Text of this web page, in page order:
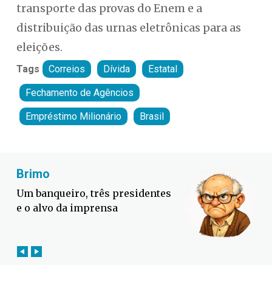
transporte das provas do Enem e a
distribuição das urnas eletrônicas para as
eleições.
Tags Correios Dívida Estatal
Fechamento de Agêncios
Empréstimo Milionário Brasil
Fabiano Bordignon
Defesa Civil lança campanha
contra o El Niño em SC